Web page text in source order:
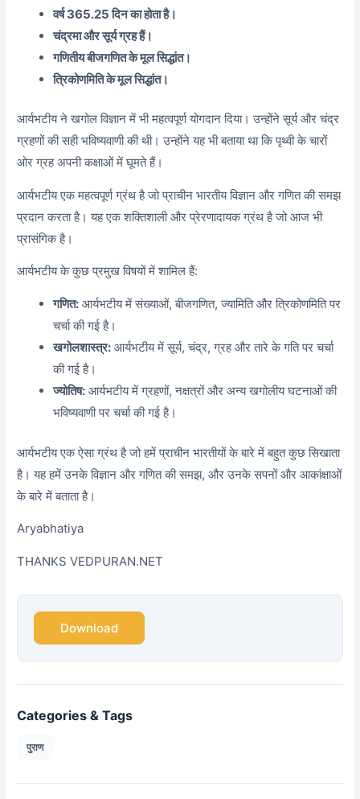
वर्ष 365.25दिन का होता है।
चंद्रमा और सूर्य ग्रह हैं।
गणितीय बीजगणित के मूल सिद्धांत।
त्रिकोणमिति के मूल सिद्धांत।
आर्यभटीय ने खगोल विज्ञान में भी महत्वपूर्ण योगदान दिया। उन्होंने सूर्य और चंद्र
ग्रहणों की सही भविष्यवाणी की थी। उन्होंने यह भी बताया था कि पृथ्वी के चारों
ओर ग्रह अपनी कक्षाओं में घूमते हैं।
आर्यभटीय एक महत्वपूर्ण ग्रंथ है जो प्राचीन भारतीय विज्ञान और गणित की समझ
प्रदान करता है। यह एक शक्तिशाली और प्रेरणादायक ग्रंथ है जो आज भी
प्रासंगिक है।
आर्यभटीय के कुछ प्रमुख विषयों में शामिल हैं:
गणित: आर्यभटीय में संख्याओं, बीजगणित, ज्यामिति और त्रिकोणमिति पर
चर्चा की गई है।
खगोलशास्त्र: आर्यभटीय में सूर्य, चंद्र, ग्रह और तारे के गति पर चर्चा
की गई है।
ज्योतिष: आर्यभटीय में ग्रहणों, नक्षत्रों और अन्य खगोलीय घटनाओं की
भविष्यवाणी पर चर्चा की गई है।
आर्यभटीय एक ऐसा ग्रंथ है जो हमें प्राचीन भारतीयों के बारे में बहुत कुछ सिखाता
है। यह हमें उनके विज्ञान और गणित की समझ, और उनके सपनों और आकांक्षाओं
के बारे में बताता है।
Aryabhatiya
THANKS VEDPURAN.NET
Download
Categories & Tags
पुराण